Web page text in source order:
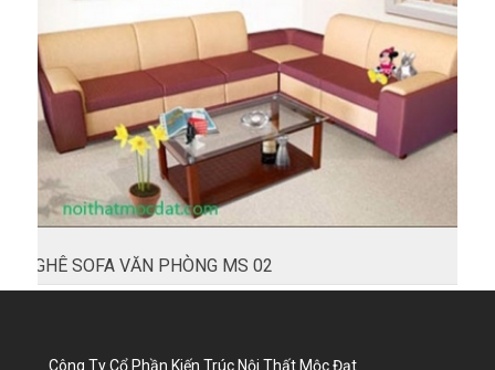
GHÊ SOFA VĂN PHÒNG MS 02
Công Ty Cổ Phần Kiến Trúc Nội Thất Mộc Đạt